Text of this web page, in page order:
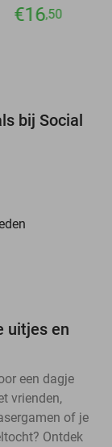
€16,50
bij Social
uitjes en
een dagje
vrienden,
of je
Ontdek